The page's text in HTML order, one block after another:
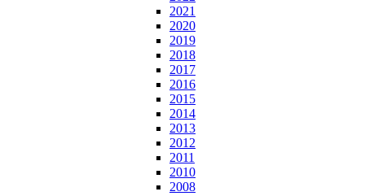
2021
2020
2019
2018
2017
2016
2015
2014
2013
2012
2011
2010
2008